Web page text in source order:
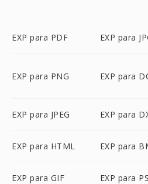
EXP para PDF EXP para
EXP para PNG EXP para
EXP para JPEG EXP para
EXP para HTML EXP para
EXP para GIF EXP para PS